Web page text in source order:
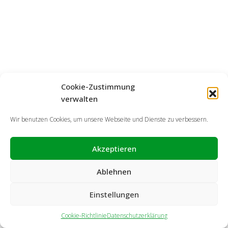
Cookie-Zustimmung
verwalten
Wir benutzen Cookies, um unsere Webseite und Dienste zu verbessern.
Akzeptieren
Ablehnen
Einstellungen
Cookie-RichtlinieDatenschutzerklärung